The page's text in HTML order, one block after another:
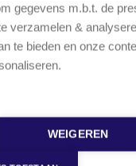
gegevens m.b.t. de
verzamelen &
te bieden en onze
WEIGEREN
tablet of
technisch te
bij te houden en
media.